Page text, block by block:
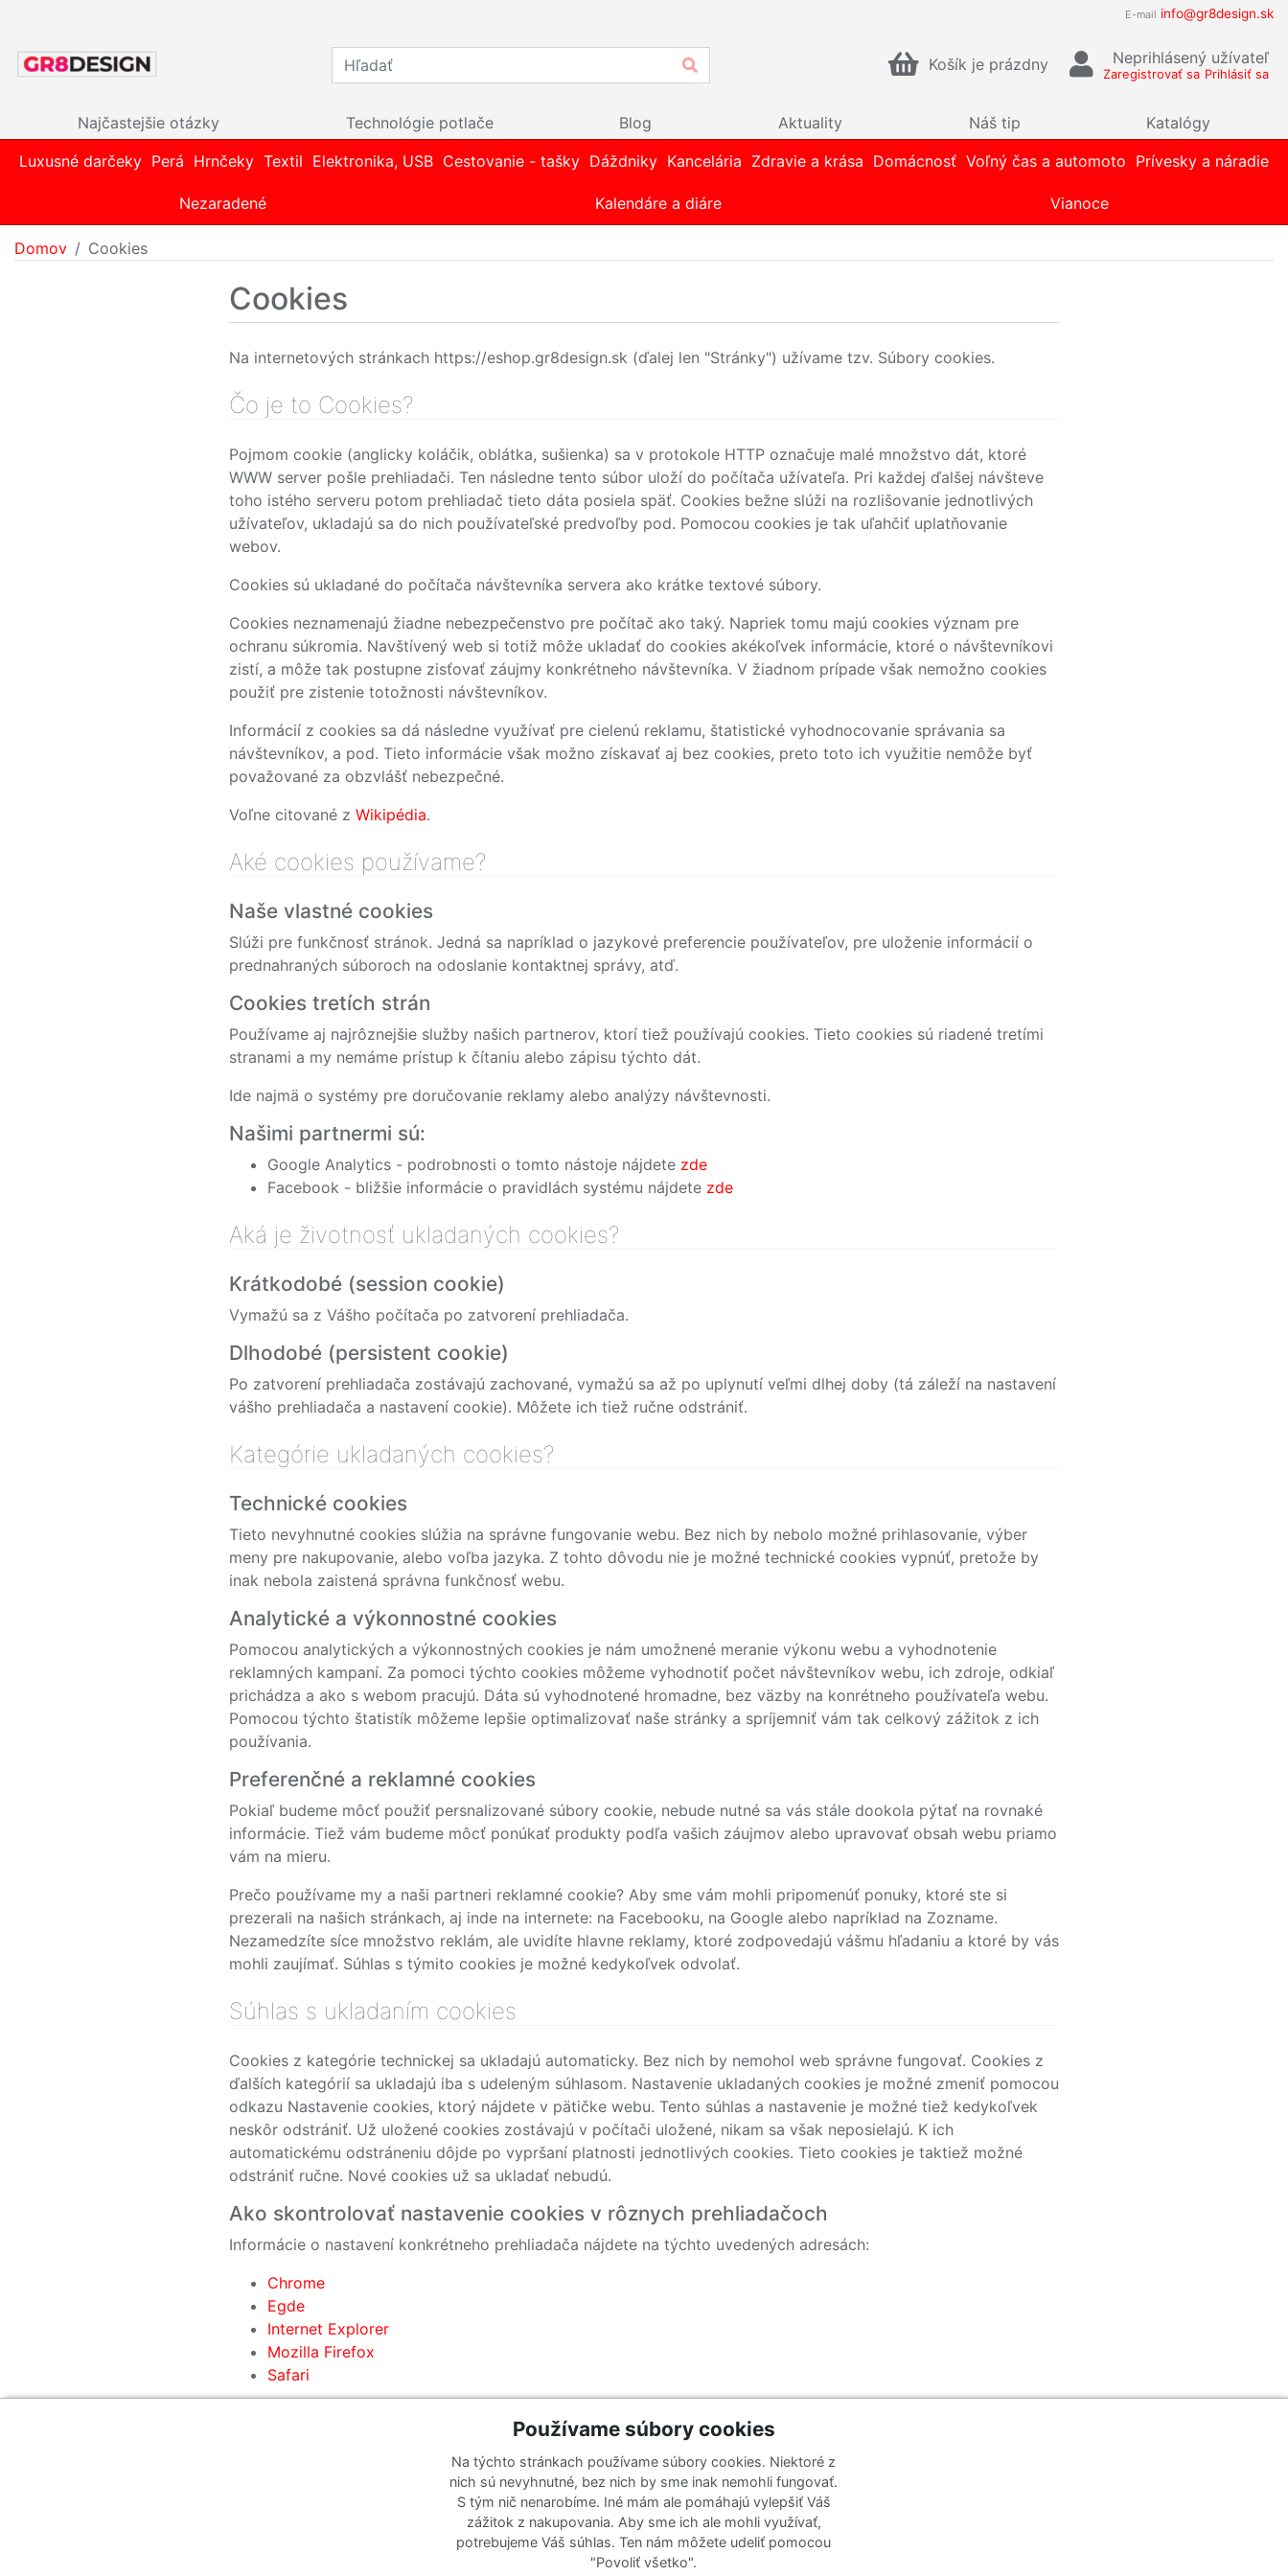
E-mail info@gr8design.sk
Košík je prázdny Neprihlásený užívateľ
Zaregistrovať sa Prihlásiť sa
Najčastejšie otázky Technológie potlače Blog Aktuality Náš tip
Katalógy
Luxusné darčeky Perá Hrnčeky Textil Elektronika, USB Cestovanie - tašky Dáždniky Kancelária Zdravie a krása Domácnosť Voľný čas a automoto Prívesky a náradie
Nezaradené Kalendáre a diáre Vianoce
Domov Cookies
Cookies
Na internetových stránkach https://eshop.gr8design.sk (ďalej len "Stránky") užívame tzv. Súbory cookies.
Čo je to Cookies?
Pojmom cookie (anglicky koláčik, oblátka, sušienka) sa v protokole HTTP označuje malé množstvo dát, ktoré
WWW server pošle prehliadači. Ten následne tento súbor uloží do počítača užívateľa. Pri každej ďalšej návšteve
toho istého serveru potom prehliadač tieto dáta posiela späť. Cookies bežne slúži na rozlišovanie jednotlivých
užívateľov, ukladajú sa do nich používateľské predvoľby pod. Pomocou cookies je tak uľahčiť uplatňovanie
webov.
Cookies sú ukladané do počítača návštevníka servera ako krátke textové súbory.
Cookies neznamenajú žiadne nebezpečenstvo pre počítač ako taký. Napriek tomu majú cookies význam pre
ochranu súkromia. Navštívený web si totiž môže ukladať do cookies akékoľvek informácie, ktoré o návštevníkovi
zistí, a môže tak postupne zisťovať záujmy konkrétneho návštevníka. V žiadnom prípade však nemožno cookies
použiť pre zistenie totožnosti návštevníkov.
Informácií z cookies sa dá následne využívať pre cielenú reklamu, štatistické vyhodnocovanie správania sa
návštevníkov, a pod. Tieto informácie však možno získavať aj bez cookies, preto toto ich využitie nemôže byť
považované za obzvlášť nebezpečné.
Voľne citované z Wikipédia.
Aké cookies používame?
Naše vlastné cookies
Slúži pre funkčnosť stránok. Jedná sa napríklad o jazykové preferencie používateľov, pre uloženie informácií o
prednahraných súboroch na odoslanie kontaktnej správy, atď.
Cookies tretích strán
Používame aj najrôznejšie služby našich partnerov, ktorí tiež používajú cookies. Tieto cookies sú riadené tretími
stranami a my nemáme prístup k čítaniu alebo zápisu týchto dát.
Ide najmä o systémy pre doručovanie reklamy alebo analýzy návštevnosti.
Našimi partnermi sú:
Google Analytics - podrobnosti o tomto nástoje nájdete zde
Facebook - bližšie informácie o pravidlách systému nájdete zde
Aká je životnosť ukladaných cookies?
Krátkodobé (session cookie)
Vymažú sa z Vášho počítača po zatvorení prehliadača.
Dlhodobé (persistent cookie)
Po zatvorení prehliadača zostávajú zachované, vymažú sa až po uplynutí veľmi dlhej doby (tá záleží na nastavení
vášho prehliadača a nastavení cookie). Môžete ich tiež ručne odstrániť.
Kategórie ukladaných cookies?
Technické cookies
Tieto nevyhnutné cookies slúžia na správne fungovanie webu. Bez nich by nebolo možné prihlasovanie, výber
meny pre nakupovanie, alebo voľba jazyka. Z tohto dôvodu nie je možné technické cookies vypnúť, pretože by
inak nebola zaistená správna funkčnosť webu.
Analytické a výkonnostné cookies
Pomocou analytických a výkonnostných cookies je nám umožnené meranie výkonu webu a vyhodnotenie
reklamných kampaní. Za pomoci týchto cookies môžeme vyhodnotiť počet návštevníkov webu, ich zdroje, odkiaľ
prichádza a ako s webom pracujú. Dáta sú vyhodnotené hromadne, bez väzby na konrétneho používateľa webu.
Pomocou týchto štatistík môžeme lepšie optimalizovať naše stránky a spríjemniť vám tak celkový zážitok z ich
používania.
Preferenčné a reklamné cookies
Pokiaľ budeme môcť použiť persnalizované súbory cookie, nebude nutné sa vás stále dookola pýtať na rovnaké
informácie. Tiež vám budeme môcť ponúkať produkty podľa vašich záujmov alebo upravovať obsah webu priamo
vám na mieru.
Prečo používame my a naši partneri reklamné cookie? Aby sme vám mohli pripomenúť ponuky, ktoré ste si
prezerali na našich stránkach, aj inde na internete: na Facebooku, na Google alebo napríklad na Zozname.
Nezamedzíte síce množstvo reklám, ale uvidíte hlavne reklamy, ktoré zodpovedajú vášmu hľadaniu a ktoré by vás
mohli zaujímať. Súhlas s týmito cookies je možné kedykoľvek odvolať.
Súhlas s ukladaním cookies
Cookies z kategórie technickej sa ukladajú automaticky. Bez nich by nemohol web správne fungovať. Cookies z
ďalších kategórií sa ukladajú iba s udeleným súhlasom. Nastavenie ukladaných cookies je možné zmeniť pomocou
odkazu Nastavenie cookies, ktorý nájdete v pätičke webu. Tento súhlas a nastavenie je možné tiež kedykoľvek
neskôr odstrániť. Už uložené cookies zostávajú v počítači uložené, nikam sa však neposielajú. K ich
automatickému odstráneniu dôjde po vypršaní platnosti jednotlivých cookies. Tieto cookies je taktiež možné
odstrániť ručne. Nové cookies už sa ukladať nebudú.
Ako skontrolovať nastavenie cookies v rôznych prehliadačoch
Informácie o nastavení konkrétneho prehliadača nájdete na týchto uvedených adresách:
Chrome
Egde
Internet Explorer
Mozilla Firefox
Safari
Katalógy
Zoznam katalógov
Prihlásiť sa k odberu noviniek
Zaregistrujte sa k odberu nášho newslettera a nenechajte si ujsť žiadne
ponuky ani nové produkty.
Používame súbory cookies
Na týchto stránkach používame súbory cookies. Niektoré z
nich sú nevyhnutné, bez nich by sme inak nemohli fungovať.
S tým nič nenarobíme. Iné mám ale pomáhajú vylepšiť Váš
zážitok z nakupovania. Aby sme ich ale mohli využívať,
potrebujeme Váš súhlas. Ten nám môžete udeliť pomocou
"Povoliť všetko".